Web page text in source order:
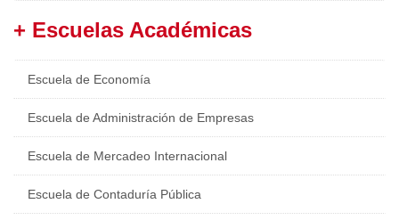
+ Escuelas Académicas
Escuela de Economía
Escuela de Administración de Empresas
Escuela de Mercadeo Internacional
Escuela de Contaduría Pública